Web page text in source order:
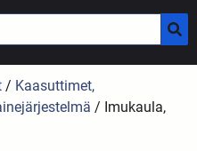
/ Kaasuttimet,
/ Imukaula,